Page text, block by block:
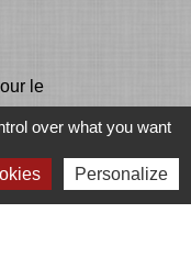
le
Auvergne-
over what you want
Personalize